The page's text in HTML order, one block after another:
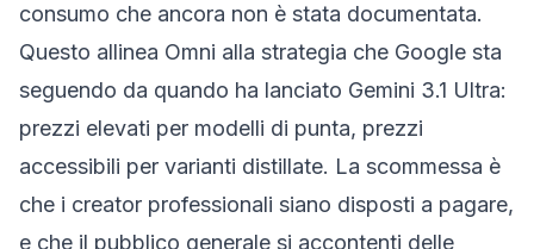
consumo che ancora non è stata documentata.
Questo allinea Omni alla strategia che Google sta
seguendo da quando ha lanciato Gemini 3.1 Ultra:
prezzi elevati per modelli di punta, prezzi
accessibili per varianti distillate. La scommessa è
che i creator professionali siano disposti a pagare,
e che il pubblico generale si accontenti delle